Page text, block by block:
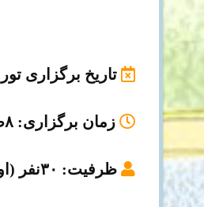
تاریخ برگزاری تور
زمان برگزاری: ۸صبح الی ۱۲:۳۰بعداظهر
ظرفیت: ۳۰نفر (اولویت با دوستانی است که زودتر ثبت نام می کنند)